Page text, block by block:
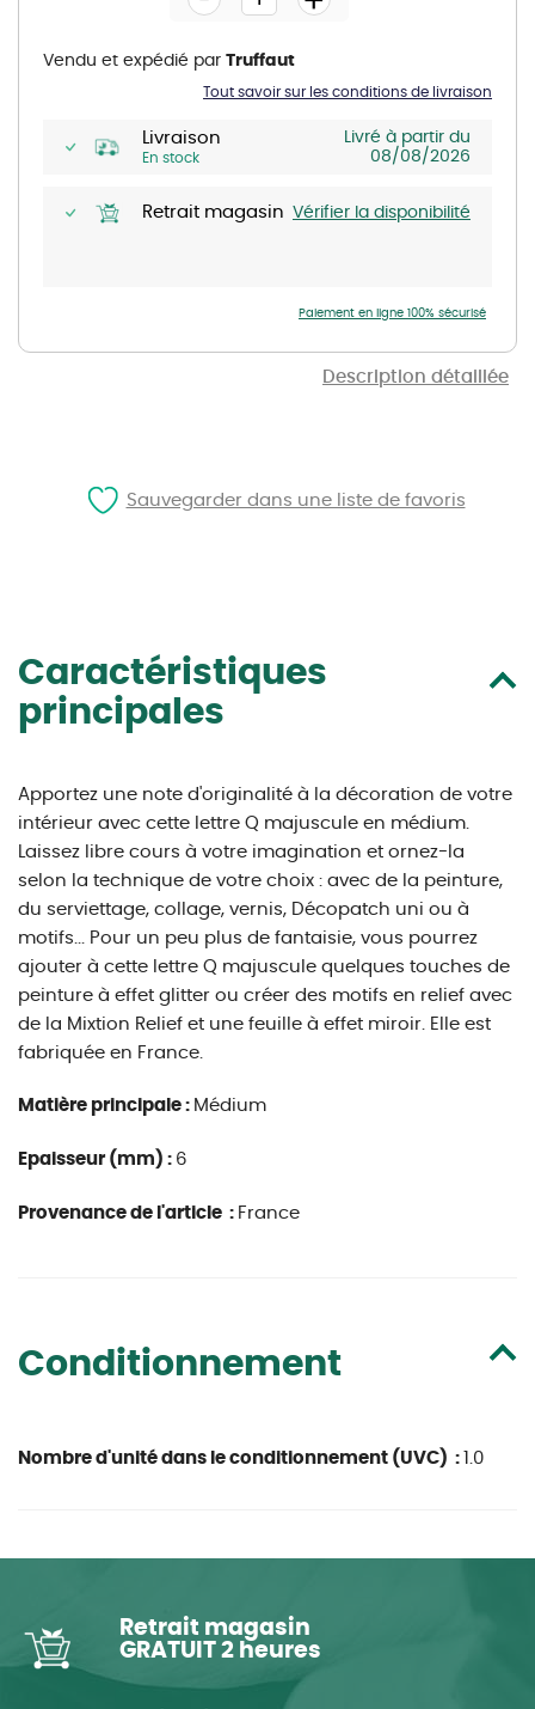
Description détaillée
gallery
Livraison
En stock
Livré à partir du
08/08/2026
Retrait magasin Vérifier la disponibilité
Tout savoir sur les conditions de livraison
Vendu et expédié par Truffaut
Paiement en ligne 100% sécurisé
Caractéristiques
principales
Apportez une note d'originalité à la décoration de votre
intérieur avec cette lettre Q majuscule en médium.
Laissez libre cours à votre imagination et ornez-la
selon la technique de votre choix : avec de la peinture,
du serviettage, collage, vernis, Décopatch uni ou à
motifs... Pour un peu plus de fantaisie, vous pourrez
ajouter à cette lettre Q majuscule quelques touches de
peinture à effet glitter ou créer des motifs en relief avec
de la Mixtion Relief et une feuille à effet miroir. Elle est
fabriquée en France.
Matière principale : Médium
Epaisseur (mm) : 6
Provenance de l'article : France
Conditionnement
Nombre d'unité dans le conditionnement (UVC) : 1.0
Sauvegarder dans une liste de favoris
Retrait magasin
GRATUIT 2 heures